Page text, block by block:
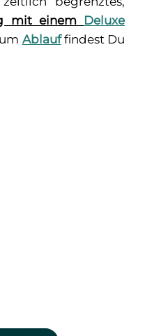
mit einem Deluxe
Ablauffindest Du